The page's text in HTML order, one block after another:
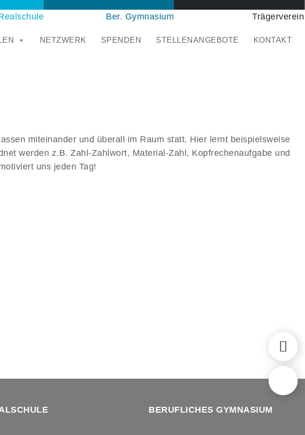
Ber. Gymnasium Trägerverein
NETZWERK SPENDEN STELLENANGEBOTE KONTAKT
miteinander und überall im Raum statt. Hier lernt beispielsweise
werden z.B. Zahl-Zahlwort, Material-Zahl, Kopfrechenaufgabe und
uns jeden Tag!
BERUFLICHES GYMNASIUM